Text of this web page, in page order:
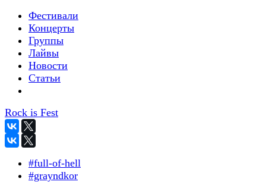
Фестивали
Концерты
Группы
Лайвы
Новости
Статьи
Rock is Fest
#full-of-hell
#grayndkor